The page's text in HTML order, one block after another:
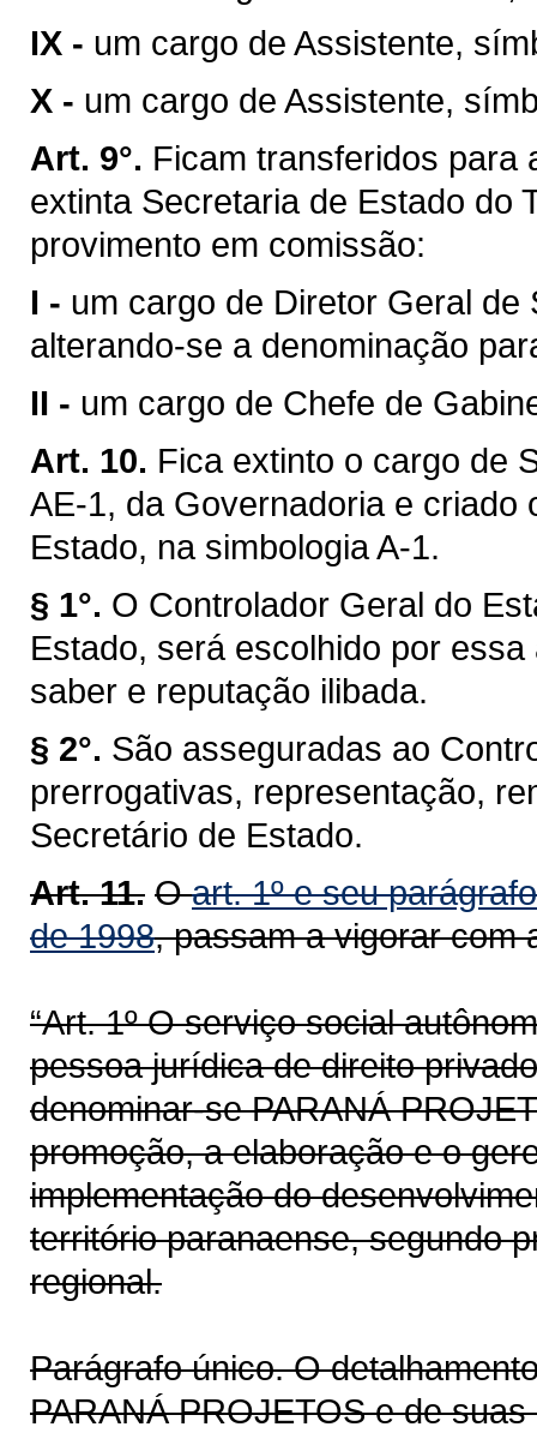
IX - um cargo de Assistente,
X - um cargo de Assistente,
Art. 9°. Ficam transferidos para
extinta Secretaria de Estado do
provimento em comissão:
I - um cargo de Diretor Geral
alterando-se a denominação
II - um cargo de Chefe de
Art. 10. Fica extinto o cargo de
AE-1, da Governadoria e criado
Estado, na simbologia A-1.
§ 1°. O Controlador Geral do
Estado, será escolhido por
saber e reputação ilibada.
§ 2°. São asseguradas ao
prerrogativas, representação,
Secretário de Estado.
Art. 11. Oart. 1º e seu
de 1998, passam a vigorar com
“Art. 1º O serviço social
pessoa jurídica de direito
denominar-se PARANÁ
promoção, a elaboração e o
implementação do
território paranaense, segundo
regional.
Parágrafo único. O
PARANÁ PROJETOS e de